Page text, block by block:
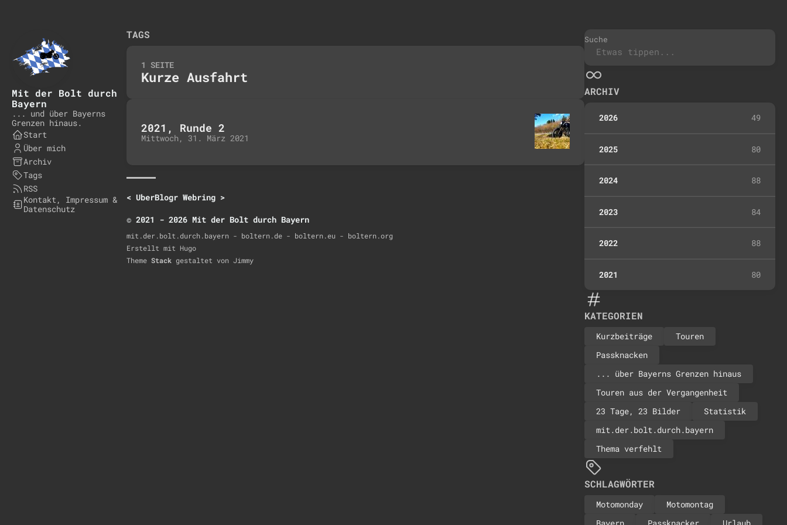
Mit der Bolt durch
Bayern
... und über Bayerns
Grenzen hinaus.
Start
Über mich
Archiv
Tags
RSS
Kontakt, Impressum &
Datenschutz
Suche
ARCHIV
2026 49
2025 80
2024 88
2023 84
2022 88
2021 80
KATEGORIEN
Kurzbeiträge
Touren
Passknacken
... über Bayerns Grenzen hinaus
Touren aus der Vergangenheit
23 Tage, 23 Bilder
Statistik
mit.der.bolt.durch.bayern
Thema verfehlt
SCHLAGWÖRTER
Motomonday
Motomontag
Bayern
Passknacker Urlaub
TAGS
1 SEITE
Kurze Ausfahrt
2021, Runde 2
Mittwoch, 31. März 2021
< UberBlogr Webring >
© 2021 - 2026 Mit der Bolt durch Bayern
mit.der.bolt.durch.bayern - boltern.de - boltern.eu - boltern.org
Erstellt mit Hugo
Theme Stackgestaltet von Jimmy